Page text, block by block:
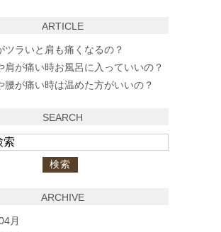
ARTICLE
ツラいと肩も痛くなるの？
肩が痛い時お風呂に入っていいの？
腰が痛い時は温めた方がいいの？
SEARCH
ARCHIVE
月